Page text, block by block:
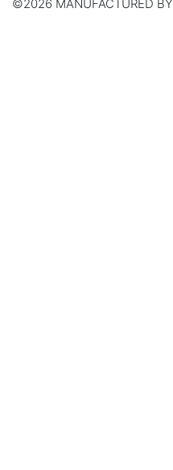
©2026 MANUFACTURED BY